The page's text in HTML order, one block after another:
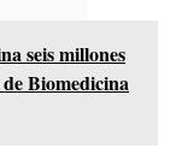
seis millones
Biomedicina